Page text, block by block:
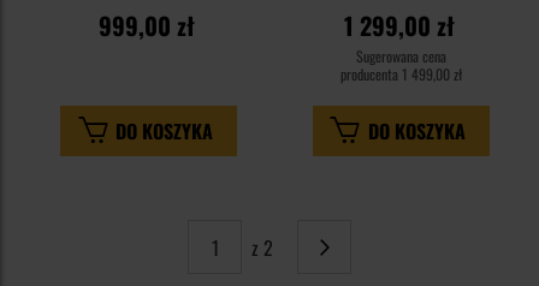
999,00 zł
DO KOSZYKA
1 299,00 zł
Sugerowana cena
producenta 1 499,00 zł
DO KOSZYKA
z 2
Strona
Następne